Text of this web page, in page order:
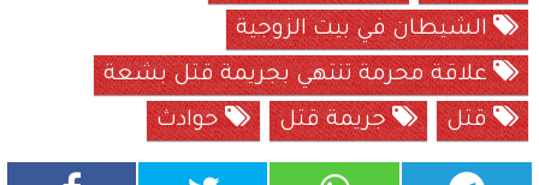
الشيطان في بيت الزوجية
علاقة محرمة تنتهي بجريمة قتل بشعة
قتل
جريمة قتل حوادث